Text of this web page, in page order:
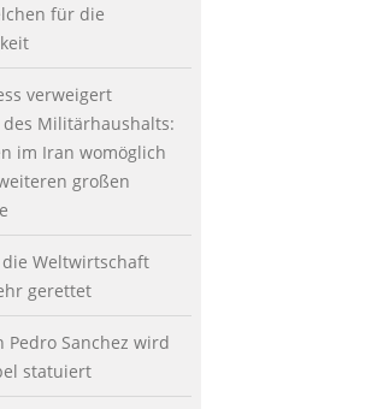
für die
verweigert
des Militärhaushalts:
im Iran womöglich
großen
Weltwirtschaft
gerettet
Pedro Sanchez wird
statuiert